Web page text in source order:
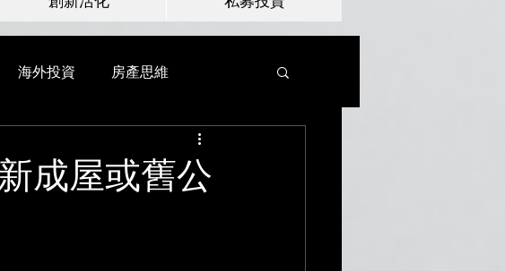
海外投資 房產思維
成屋或舊公